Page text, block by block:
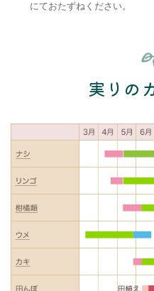
にておたずねください。
実 りの